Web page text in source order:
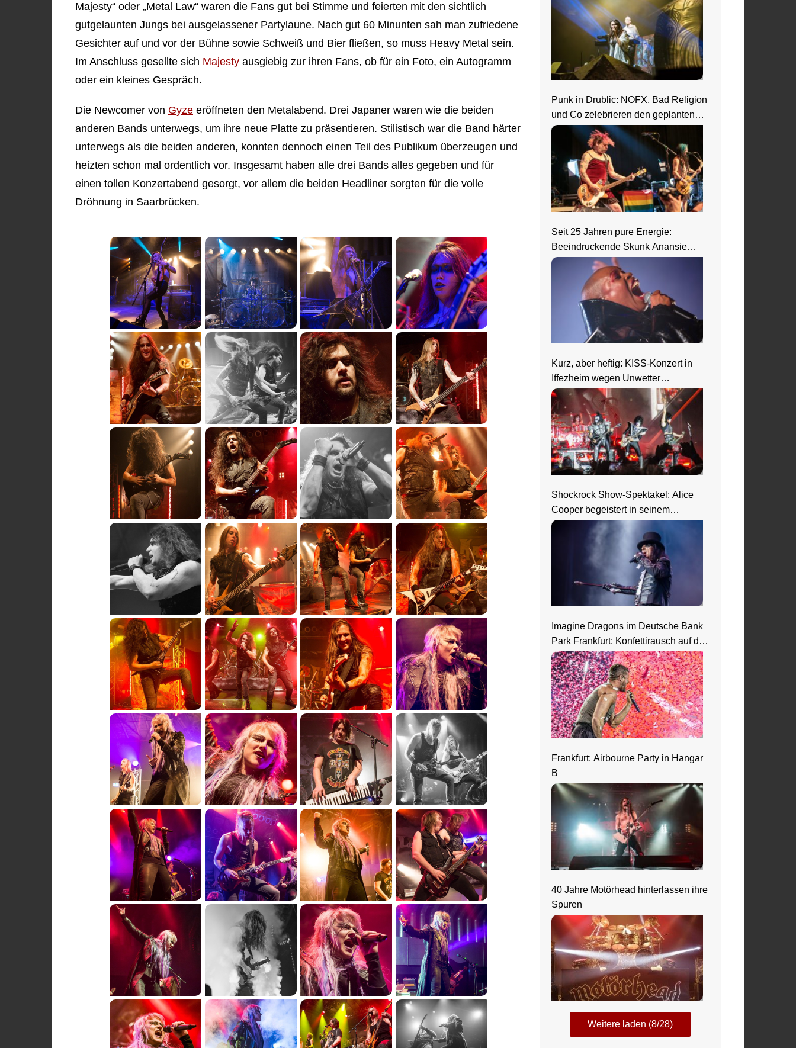
Majesty“ oder „Metal Law“ waren die Fans gut bei Stimme und feierten mit den sichtlich
gutgelaunten Jungs bei ausgelassener Partylaune. Nach gut 60 Minunten sah man zufriedene
Gesichter auf und vor der Bühne sowie Schweiß und Bier fließen, so muss Heavy Metal sein.
Im Anschluss gesellte sich Majesty ausgiebig zur ihren Fans, ob für ein Foto, ein Autogramm
oder ein kleines Gespräch.
Die Newcomer von Gyze eröffneten den Metalabend. Drei Japaner waren wie die beiden
anderen Bands unterwegs, um ihre neue Platte zu präsentieren. Stilistisch war die Band härter
unterwegs als die beiden anderen, konnten dennoch einen Teil des Publikum überzeugen und
heizten schon mal ordentlich vor. Insgesamt haben alle drei Bands alles gegeben und für
einen tollen Konzertabend gesorgt, vor allem die beiden Headliner sorgten für die volle
Dröhnung in Saarbrücken.
Punk in Drublic: NOFX, Bad Religion
und Co zelebrieren den geplanten
Ausnahmezustand
Seit 25 Jahren pure Energie:
Beeindruckende Skunk Anansie
Show in Wiesbaden
Kurz, aber heftig: KISS-Konzert in
Iffezheim wegen Unwetter
abgebrochen
Shockrock Show-Spektakel: Alice
Cooper begeistert in seinem
Nightmare Castle
Imagine Dragons im Deutsche Bank
Park Frankfurt: Konfettirausch auf der
Loom Welttour
Frankfurt: Airbourne Party in Hangar
B
40 Jahre Motörhead hinterlassen ihre
Spuren
Weitere laden (8/28)